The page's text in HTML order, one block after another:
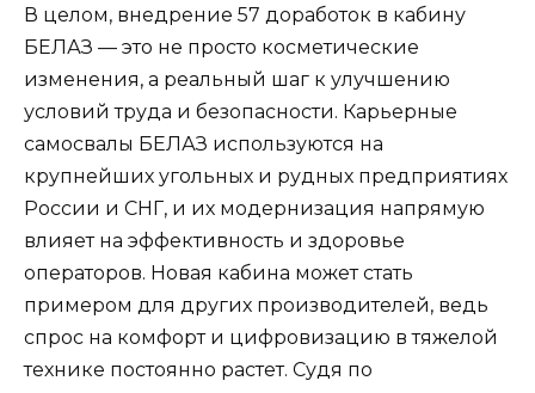
В целом, внедрение 57 доработок в кабину
БЕЛАЗ — это не просто косметические
изменения, а реальный шаг к улучшению
условий труда и безопасности. Карьерные
самосвалы БЕЛАЗ используются на
крупнейших угольных и рудных предприятиях
России и СНГ, и их модернизация напрямую
влияет на эффективность и здоровье
операторов. Новая кабина может стать
примером для других производителей, ведь
спрос на комфорт и цифровизацию в тяжелой
технике постоянно растет. Судя по